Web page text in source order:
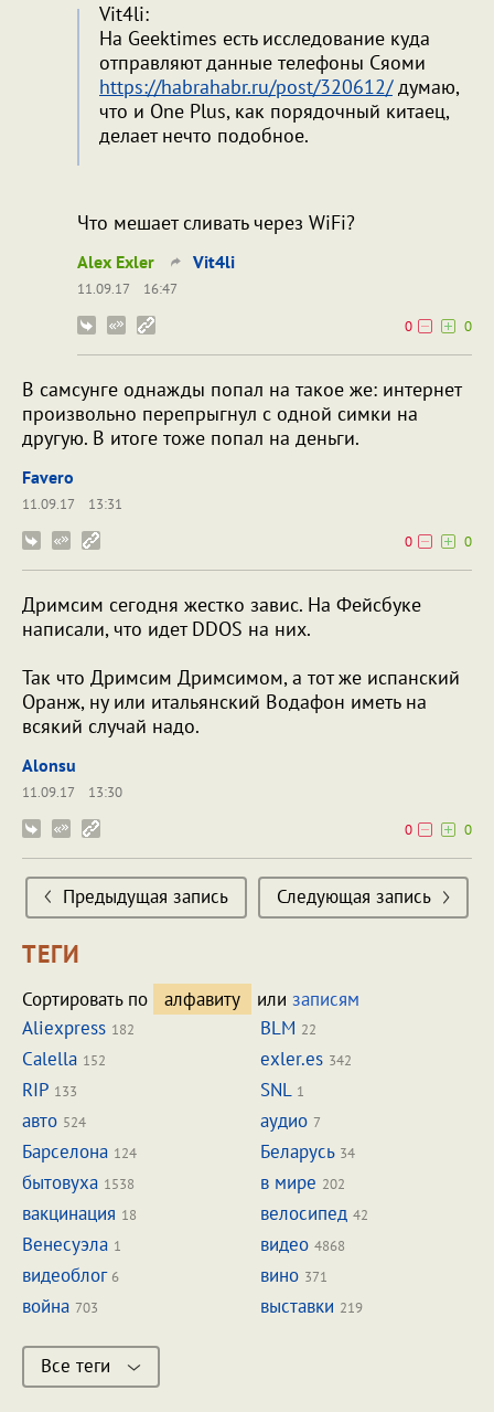
Vit4li:
На Geektimes есть исследование куда
отправляют данные телефоны Сяоми
https://habrahabr.ru/post/320612/думаю,
что и One Plus, как порядочный китаец,
делает нечто подобное.
Что мешает сливать через WiFi?
Alex Exler Vit4li
11.09.17
16:47
0
0
В самсунге однажды попал на такое же: интернет
произвольно перепрыгнул с одной симки на
другую. В итоге тоже попал на деньги.
Favero
11.09.17
13:31
0
0
Дримсим сегодня жестко завис. На Фейсбуке
написали, что идет DDOS на них.
Так что Дримсим Дримсимом, а тот же испанский
Оранж, ну или итальянский Водафон иметь на
всякий случай надо.
Alonsu
11.09.17
13:30
0
0
Предыдущая запись Следующая запись
ТЕГИ
Сортировать по алфавиту или записям
Aliexpress 182 BLM 22
Calella 152 exler.es 342
RIP 133 SNL 1
авто 524 аудио 7
Барселона 124 Беларусь 34
бытовуха 1538 в мире 202
вакцинация 18 велосипед 42
Венесуэла 1 видео 4868
видеоблог 6 вино 371
война 703 выставки 219
Все теги